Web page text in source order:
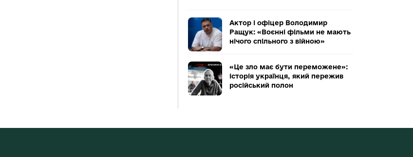
Актор і офіцер Володимир
Ращук: «Воєнні фільми не мають
нічого спільного з війною»
«Це зло має бути переможене»:
історія українця, який пережив
російський полон